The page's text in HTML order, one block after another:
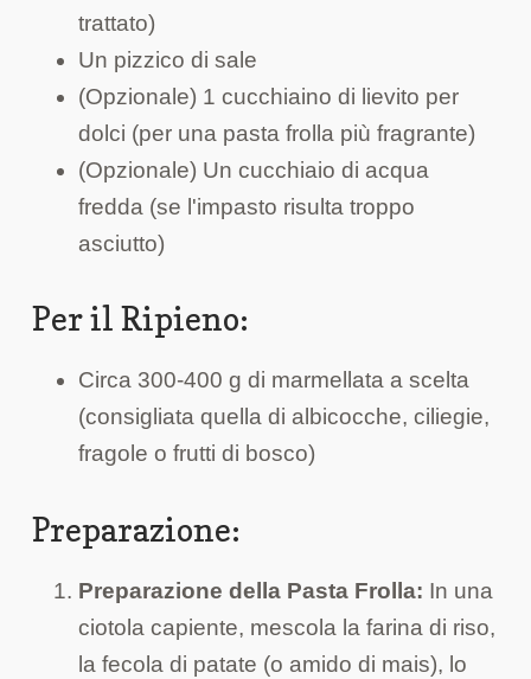
trattato)
Un pizzico di sale
(Opzionale) 1 cucchiaino di lievito per
dolci (per una pasta frolla più fragrante)
(Opzionale) Un cucchiaio di acqua
fredda (se l'impasto risulta troppo
asciutto)
Per il Ripieno:
Circa 300-400 g di marmellata a scelta
(consigliata quella di albicocche, ciliegie,
fragole o frutti di bosco)
Preparazione:
Preparazione della Pasta Frolla: In una
ciotola capiente, mescola la farina di riso,
la fecola di patate (o amido di mais), lo